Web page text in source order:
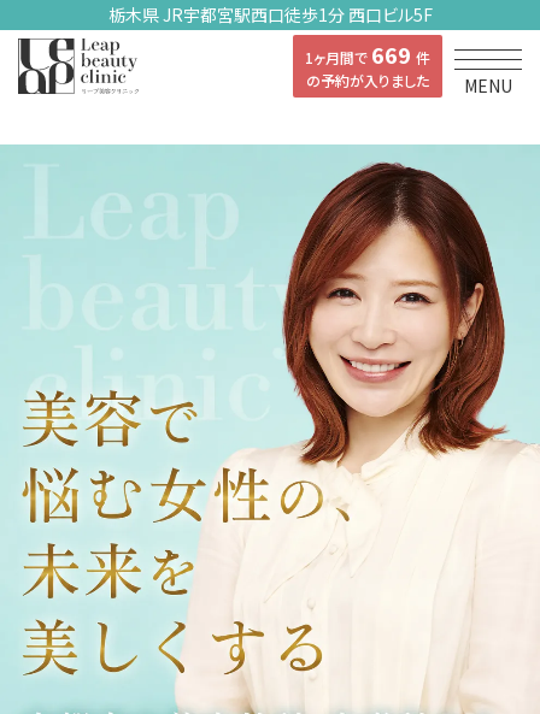
栃木県 JR宇都宮駅西口徒歩1分 西口ビル5F
1ヶ月間で 669 件
の予約が入りました
MENU